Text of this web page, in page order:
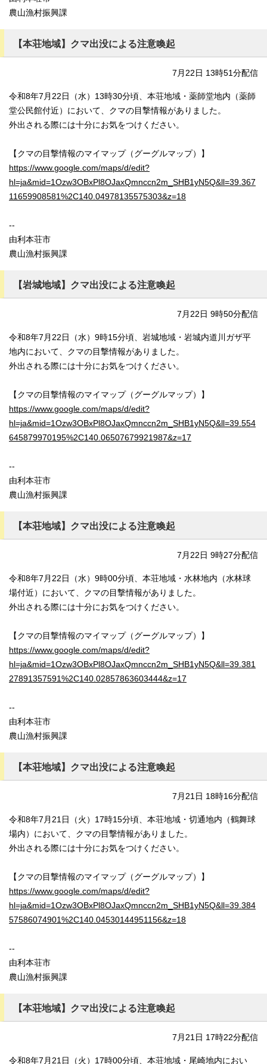
農山漁村振興課
【本荘地域】クマ出没による注意喚起
7月22日 13時51分配信
令和8年7月22日（水）13時30分頃、本荘地域・薬師堂地内（薬師
堂公民館付近）において、クマの目撃情報がありました。
外出される際には十分にお気をつけください。
【クマの目撃情報のマイマップ（グーグルマップ）】
https://www.google.com/maps/d/edit?
hl=ja&mid=1Ozw3OBxPl8OJaxQmnccn2m_SHB1yN5Q&ll=39.367
11659908581%2C140.04978135575303&z=18
--
由利本荘市
農山漁村振興課
【岩城地域】クマ出没による注意喚起
7月22日 9時50分配信
令和8年7月22日（水）9時15分頃、岩城地域・岩城内道川ガザ平
地内において、クマの目撃情報がありました。
外出される際には十分にお気をつけください。
【クマの目撃情報のマイマップ（グーグルマップ）】
https://www.google.com/maps/d/edit?
hl=ja&mid=1Ozw3OBxPl8OJaxQmnccn2m_SHB1yN5Q&ll=39.554
645879970195%2C140.06507679921987&z=17
--
由利本荘市
農山漁村振興課
【本荘地域】クマ出没による注意喚起
7月22日 9時27分配信
令和8年7月22日（水）9時00分頃、本荘地域・水林地内（水林球
場付近）において、クマの目撃情報がありました。
外出される際には十分にお気をつけください。
【クマの目撃情報のマイマップ（グーグルマップ）】
https://www.google.com/maps/d/edit?
hl=ja&mid=1Ozw3OBxPl8OJaxQmnccn2m_SHB1yN5Q&ll=39.381
27891357591%2C140.02857863603444&z=17
--
由利本荘市
農山漁村振興課
【本荘地域】クマ出没による注意喚起
7月21日 18時16分配信
令和8年7月21日（火）17時15分頃、本荘地域・切通地内（鶴舞球
場内）において、クマの目撃情報がありました。
外出される際には十分にお気をつけください。
【クマの目撃情報のマイマップ（グーグルマップ）】
https://www.google.com/maps/d/edit?
hl=ja&mid=1Ozw3OBxPl8OJaxQmnccn2m_SHB1yN5Q&ll=39.384
57586074901%2C140.04530144951156&z=18
--
由利本荘市
農山漁村振興課
【本荘地域】クマ出没による注意喚起
7月21日 17時22分配信
令和8年7月21日（火）17時00分頃、本荘地域・尾崎地内におい